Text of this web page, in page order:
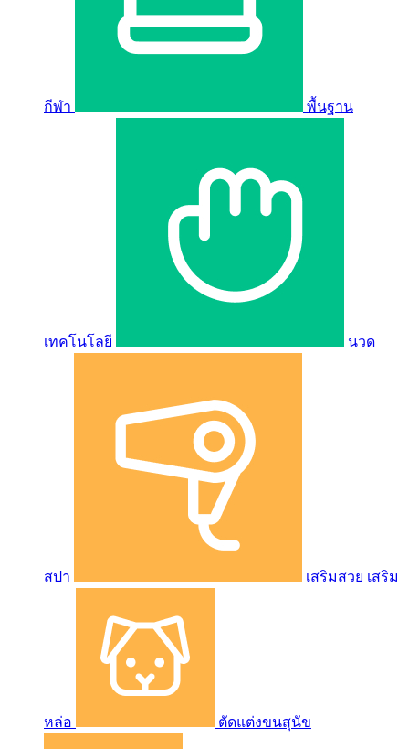
กีฬา พื้นฐาน
เทคโนโลยี นวด
สปา เสริมสวย เสริม
หล่อ ตัดแต่งขนสุนัข